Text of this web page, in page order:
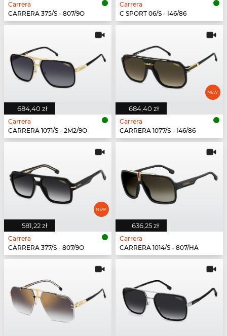
Carrera
CARRERA 375/S - 807/9O
Carrera
C SPORT 06/S - I46/86
684,40 zł
Carrera
CARRERA 1071/S - 2M2/9O
684,40 zł
Carrera
CARRERA 1077/S - I46/86
581,22 zł
Carrera
CARRERA 377/S - 807/9O
636,25 zł
Carrera
CARRERA 1014/S - 807/HA